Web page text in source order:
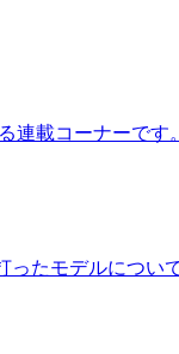
載コーナーです
たモデルについ